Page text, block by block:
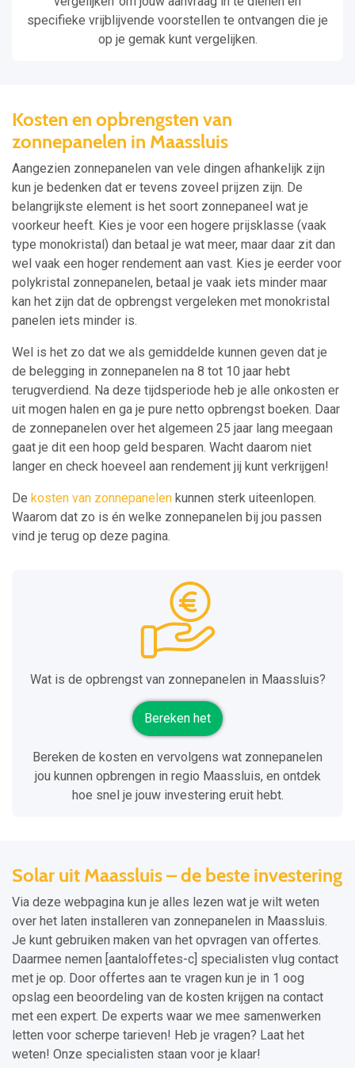
specifieke vrijblijvende voorstellen te ontvangen die je
op je gemak kunt vergelijken.
Kosten en opbrengsten van
zonnepanelen in Maassluis
Aangezien zonnepanelen van vele dingen afhankelijk zijn
kun je bedenken dat er tevens zoveel prijzen zijn. De
belangrijkste element is het soort zonnepaneel wat je
voorkeur heeft. Kies je voor een hogere prijsklasse (vaak
type monokristal) dan betaal je wat meer, maar daar zit dan
wel vaak een hoger rendement aan vast. Kies je eerder voor
polykristal zonnepanelen, betaal je vaak iets minder maar
kan het zijn dat de opbrengst vergeleken met monokristal
panelen iets minder is.
Wel is het zo dat we als gemiddelde kunnen geven dat je
de belegging in zonnepanelen na 8 tot 10 jaar hebt
terugverdiend. Na deze tijdsperiode heb je alle onkosten er
uit mogen halen en ga je pure netto opbrengst boeken. Daar
de zonnepanelen over het algemeen 25 jaar lang meegaan
gaat je dit een hoop geld besparen. Wacht daarom niet
langer en check hoeveel aan rendement jij kunt verkrijgen!
De kosten van zonnepanelen kunnen sterk uiteenlopen.
Waarom dat zo is én welke zonnepanelen bij jou passen
vind je terug op deze pagina.
Wat is de opbrengst van zonnepanelen in Maassluis?
Bereken het
Bereken de kosten en vervolgens wat zonnepanelen
jou kunnen opbrengen in regio Maassluis, en ontdek
hoe snel je jouw investering eruit hebt.
Solar uit Maassluis – de beste investering
Via deze webpagina kun je alles lezen wat je wilt weten
over het laten installeren van zonnepanelen in Maassluis.
Je kunt gebruiken maken van het opvragen van offertes.
Daarmee nemen [aantaloffetes-c] specialisten vlug contact
met je op. Door offertes aan te vragen kun je in 1 oog
opslag een beoordeling van de kosten krijgen na contact
met een expert. De experts waar we mee samenwerken
letten voor scherpe tarieven! Heb je vragen? Laat het
weten! Onze specialisten staan voor je klaar!